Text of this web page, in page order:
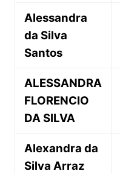
Alessandra
da Silva
Santos
ALESSANDRA
FLORENCIO
DA SILVA
Alexandra da
Silva Arraz